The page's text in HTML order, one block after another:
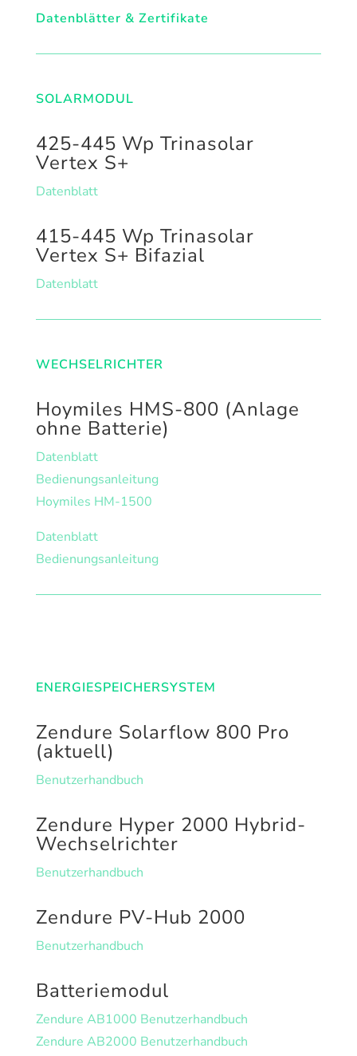
Datenblätter & Zertifikate
SOLARMODUL
425-445 Wp Trinasolar
Vertex S+
Datenblatt
415-445 Wp Trinasolar
Vertex S+ Bifazial
Datenblatt
WECHSELRICHTER
Hoymiles HMS-800 (Anlage
ohne Batterie)
Datenblatt
Bedienungsanleitung
Hoymiles HM-1500
Datenblatt
Bedienungsanleitung
ENERGIESPEICHERSYSTEM
Zendure Solarflow 800 Pro
(aktuell)
Benutzerhandbuch
Zendure Hyper 2000 Hybrid-
Wechselrichter
Benutzerhandbuch
Zendure PV-Hub 2000
Benutzerhandbuch
Batteriemodul
Zendure AB1000 Benutzerhandbuch
Zendure AB2000 Benutzerhandbuch